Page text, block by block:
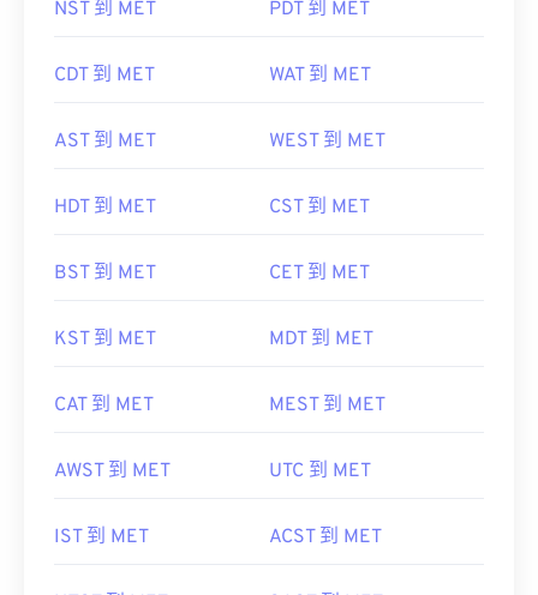
NST 到 MET PDT 到 MET
CDT 到 MET WAT 到 MET
AST 到 MET WEST 到 MET
HDT 到 MET CST 到 MET
BST 到 MET CET 到 MET
KST 到 MET MDT 到 MET
CAT 到 MET MEST 到 MET
AWST 到 MET UTC 到 MET
IST 到 MET ACST 到 MET